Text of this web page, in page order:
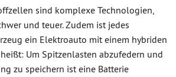
sind komplexe Technologien,
und teuer. Zudem ist jedes
ein Elektroauto mit einem hybriden
Um Spitzenlasten abzufedern und
zu speichern ist eine Batterie